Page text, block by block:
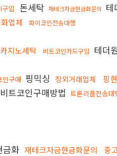
입 돈세탁 재테크자금현금화문의 테
업체 파이코인전송대행
카지노세탁 비트코인카드구입 테더
인구매 핑믹싱 장외거래업체 핑
트코인구매방법 트론리플전송대
금화 재테크자금현금화문의 중